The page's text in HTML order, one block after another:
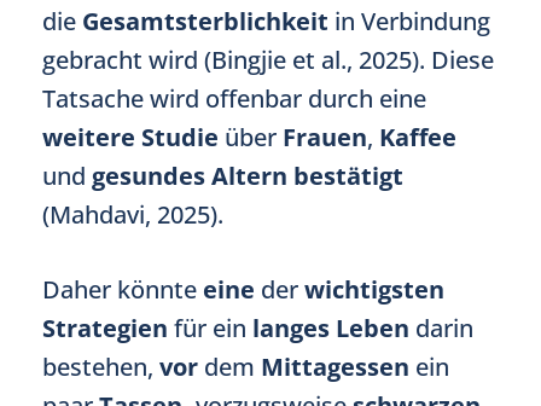
die Gesamtsterblichkeit in Verbindung
gebracht wird (Bingjie et al., 2025). Diese
Tatsache wird offenbar durch eine
weitere Studie über Frauen, Kaffee
und gesundes Altern bestätigt
(Mahdavi, 2025).
Daher könnte eine derwichtigsten
Strategien für ein langes Leben darin
bestehen, vor dem Mittagessen ein